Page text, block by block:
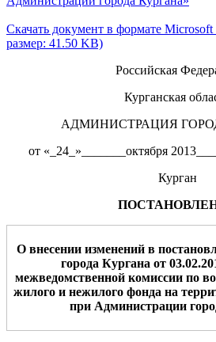
Скачать документ в формате
размер: 41.50 KB)
Российская
Курганская
АДМИНИСТРАЦИЯ
от «_24_»_______октября
Курган
О внесении измененийв
города Кургана от
межведомственной комиссии по
жилого и нежилого фонда на
при Администрации